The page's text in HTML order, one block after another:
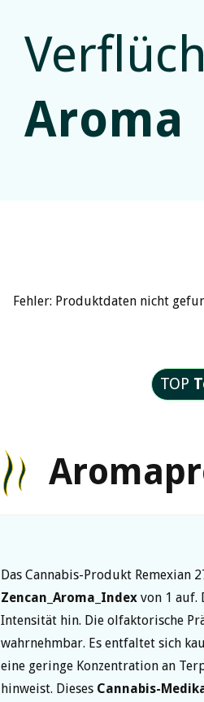
Aroma
Fehler: Produktdaten nicht
TOP
Das Cannabis-Produkt Remexian
Zencan_Aroma_Indexvon 1 auf.
Intensität hin. Die olfaktorische
wahrnehmbar. Es entfaltet sich
eine geringe Konzentration an
hinweist. Dieses Cannabis-